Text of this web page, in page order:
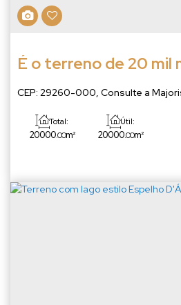
É o terreno de 20 mil
CEP: 29260-000, Consulte a
Total:
20000.00m²
Útil:
20000.00m²